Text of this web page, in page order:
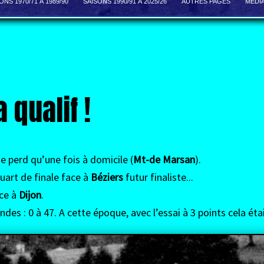
qualif !
perd qu’une fois à domicile (Mt-de Marsan).
de finale face à Béziers futur finaliste...
à Dijon.
: 0 à 47. A cette époque, avec l’essai à 3 points cela